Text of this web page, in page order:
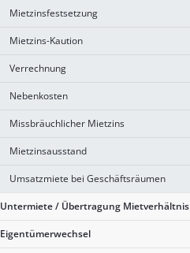
Mietzinsfestsetzung
Mietzins-Kaution
Verrechnung
Nebenkosten
Missbräuchlicher Mietzins
Mietzinsausstand
Umsatzmiete bei Geschäftsräumen
Untermiete / Übertragung Mietverhältnis
Eigentümerwechsel